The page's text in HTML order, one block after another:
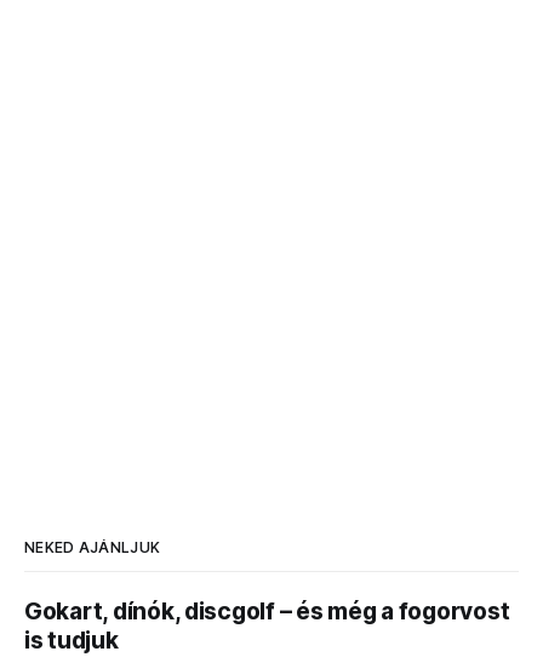
NEKED AJÁNLJUK
Gokart, dínók, discgolf – és még a fogorvost
is tudjuk